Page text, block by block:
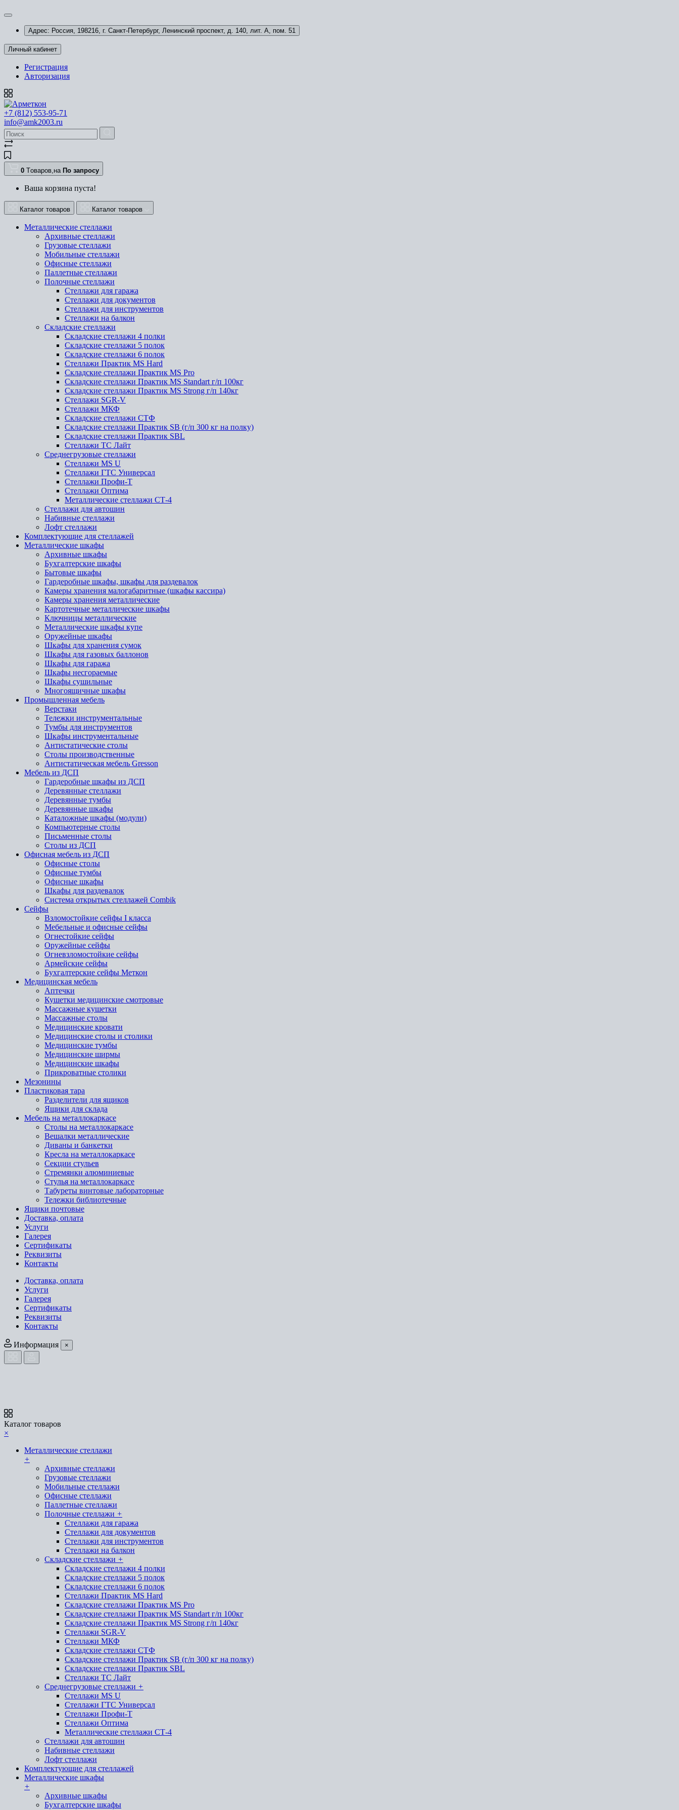
Адрес: Россия, 198216, г. Санкт-Петербург, Ленинский проспект, д. 140, лит. А, пом. 51
Личный кабинет
Регистрация
Авторизация
+7 (812) 553-95-71
info@amk2003.ru
0 Tоваров,на По запросу
Ваша корзина пуста!
Каталог товаров Каталог товаров
Металлические стеллажи
Архивные стеллажи
Грузовые стеллажи
Мобильные стеллажи
Офисные стеллажи
Паллетные стеллажи
Полочные стеллажи
Стеллажи для гаража
Стеллажи для документов
Стеллажи для инструментов
Стеллажи на балкон
Складские стеллажи
Складские стеллажи 4 полки
Складские стеллажи 5 полок
Складские стеллажи 6 полок
Стеллажи Практик MS Hard
Складские стеллажи Практик MS Pro
Складские стеллажи Практик MS Standart г/п 100кг
Складские стеллажи Практик MS Strong г/п 140кг
Стеллажи SGR-V
Стеллажи МКФ
Складские стеллажи СТФ
Складские стеллажи Практик SB (г/п 300 кг на полку)
Складские стеллажи Практик SBL
Стеллажи ТС Лайт
Среднегрузовые стеллажи
Стеллажи MS U
Стеллажи ГТС Универсал
Стеллажи Профи-Т
Стеллажи Оптима
Металлические стеллажи СТ-4
Стеллажи для автошин
Набивные стеллажи
Лофт стеллажи
Комплектующие для стеллажей
Металлические шкафы
Архивные шкафы
Бухгалтерские шкафы
Бытовые шкафы
Гардеробные шкафы, шкафы для раздевалок
Камеры хранения малогабаритные (шкафы кассира)
Камеры хранения металлические
Картотечные металлические шкафы
Ключницы металлические
Металлические шкафы купе
Оружейные шкафы
Шкафы для хранения сумок
Шкафы для газовых баллонов
Шкафы для гаража
Шкафы несгораемые
Шкафы сушильные
Многоящичные шкафы
Промышленная мебель
Верстаки
Тележки инструментальные
Тумбы для инструментов
Шкафы инструментальные
Антистатические столы
Столы производственные
Антистатическая мебель Gresson
Мебель из ДСП
Гардеробные шкафы из ДСП
Деревянные стеллажи
Деревянные тумбы
Деревянные шкафы
Каталожные шкафы (модули)
Компьютерные столы
Письменные столы
Столы из ДСП
Офисная мебель из ДСП
Офисные столы
Офисные тумбы
Офисные шкафы
Шкафы для раздевалок
Система открытых стеллажей Combik
Сейфы
Взломостойкие сейфы I класса
Мебельные и офисные сейфы
Огнестойкие сейфы
Оружейные сейфы
Огневзломостойкие сейфы
Армейские сейфы
Бухгалтерские сейфы Меткон
Медицинская мебель
Аптечки
Кушетки медицинские смотровые
Массажные кушетки
Массажные столы
Медицинские кровати
Медицинские столы и столики
Медицинские тумбы
Медицинские ширмы
Медицинские шкафы
Прикроватные столики
Мезонины
Пластиковая тара
Разделители для ящиков
Ящики для склада
Мебель на металлокаркасе
Cтолы на металлокаркасе
Вешалки металлические
Диваны и банкетки
Кресла на металлокаркасе
Секции стульев
Стремянки алюминиевые
Стулья на металлокаркасе
Табуреты винтовые лабораторные
Тележки библиотечные
Ящики почтовые
Доставка, оплата
Услуги
Галерея
Сертификаты
Реквизиты
Контакты
Доставка, оплата
Услуги
Галерея
Сертификаты
Реквизиты
Контакты
Информация ×
Каталог товаров
×
Металлические стеллажи
+
Архивные стеллажи
Грузовые стеллажи
Мобильные стеллажи
Офисные стеллажи
Паллетные стеллажи
Полочные стеллажи +
Стеллажи для гаража
Стеллажи для документов
Стеллажи для инструментов
Стеллажи на балкон
Складские стеллажи +
Складские стеллажи 4 полки
Складские стеллажи 5 полок
Складские стеллажи 6 полок
Стеллажи Практик MS Hard
Складские стеллажи Практик MS Pro
Складские стеллажи Практик MS Standart г/п 100кг
Складские стеллажи Практик MS Strong г/п 140кг
Стеллажи SGR-V
Стеллажи МКФ
Складские стеллажи СТФ
Складские стеллажи Практик SB (г/п 300 кг на полку)
Складские стеллажи Практик SBL
Стеллажи ТС Лайт
Среднегрузовые стеллажи +
Стеллажи MS U
Стеллажи ГТС Универсал
Стеллажи Профи-Т
Стеллажи Оптима
Металлические стеллажи СТ-4
Стеллажи для автошин
Набивные стеллажи
Лофт стеллажи
Комплектующие для стеллажей
Металлические шкафы
+
Архивные шкафы
Бухгалтерские шкафы